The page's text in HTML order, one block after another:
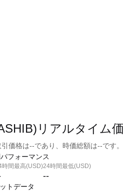
リアルタイム
価格は--であり、時価総額は--です。
フォーマンス
時間最高(USD)24時間最低(USD)
--
トデータ